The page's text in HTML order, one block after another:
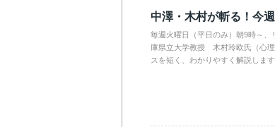
中澤・木村が斬る！今
毎週火曜日（平日のみ）朝9時～
庫県立大学教授 木村玲欧氏（心
スを短く、わかりやすく解説します